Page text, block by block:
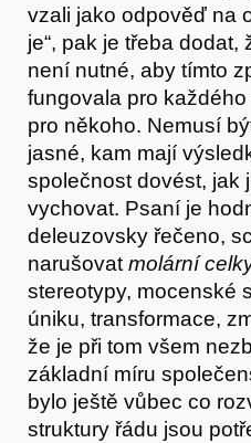
vzali jako odpověď na
je“, pak je třeba dodat,
není nutné, aby tímto
fungovala pro
pro někoho. Nemusí
jasné, kam mají
společnost dovést, jak
vychovat. Psaní je
deleuzovsky řečeno,
narušovat molární
stereotypy, mocenské
úniku, transformace,
že je při tom všem
základní míru
bylo ještě vůbec co
struktury řádu jsou